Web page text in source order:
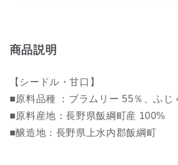
商品説明
【シードル・甘口】
■原料品種 ：ブラムリー 55％、ふじ
■原料産地：長野県飯綱町産 100%
■醸造地：長野県上水内郡飯綱町